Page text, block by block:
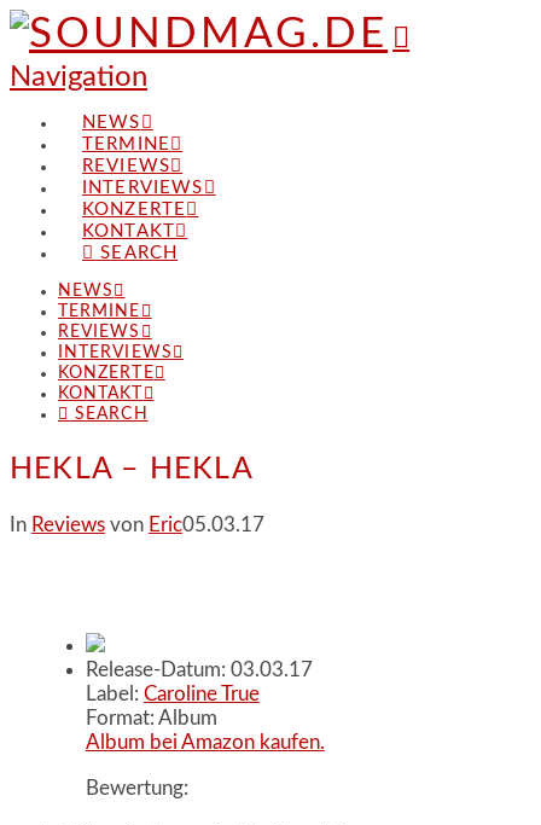
Navigation
NEWS
TERMINE
REVIEWS
INTERVIEWS
KONZERTE
KONTAKT
SEARCH
NEWS
TERMINE
REVIEWS
INTERVIEWS
KONZERTE
KONTAKT
SEARCH
HEKLA – HEKLA
In Reviews von Eric05.03.17
Release-Datum: 03.03.17
Label: Caroline True
Format: Album
Album bei Amazon kaufen.
Bewertung: